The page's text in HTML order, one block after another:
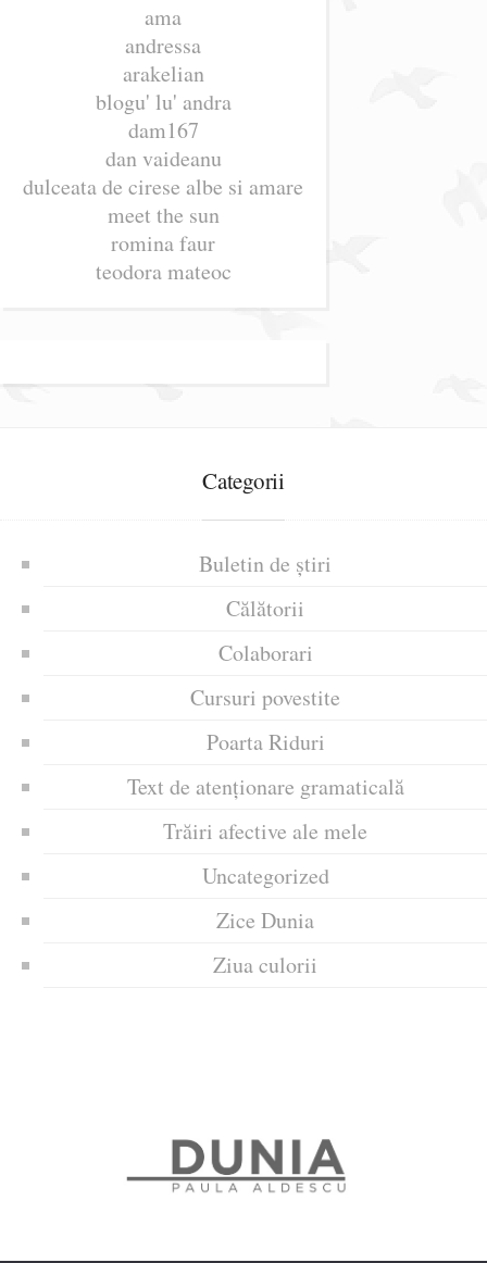
ama
andressa
arakelian
blogu' lu' andra
dam167
dan vaideanu
dulceata de cirese albe si amare
meet the sun
romina faur
teodora mateoc
Categorii
Buletin de știri
Călătorii
Colaborari
Cursuri povestite
Poarta Riduri
Text de atenționare gramaticală
Trăiri afective ale mele
Uncategorized
Zice Dunia
Ziua culorii